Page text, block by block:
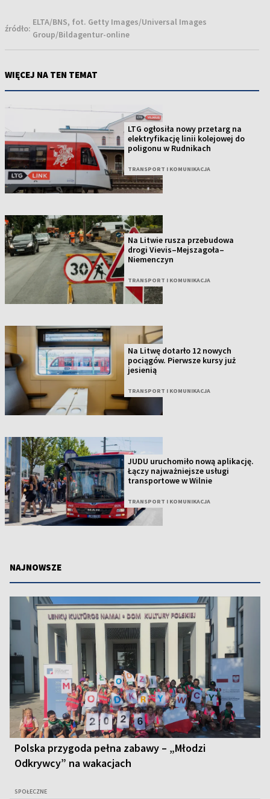
źródło:
ELTA/BNS, fot. Getty Images/Universal Images
Group/Bildagentur-online
WIĘCEJ NA TEN TEMAT
LTG ogłosiła nowy przetarg na
elektryfikację linii kolejowej do
poligonu w Rudnikach
TRANSPORT I KOMUNIKACJA
Na Litwie rusza przebudowa
drogi Vievis–Mejszagoła–
Niemenczyn
TRANSPORT I KOMUNIKACJA
Na Litwę dotarło 12 nowych
pociągów. Pierwsze kursy już
jesienią
TRANSPORT I KOMUNIKACJA
JUDU uruchomiło nową aplikację.
Łączy najważniejsze usługi
transportowe w Wilnie
TRANSPORT I KOMUNIKACJA
NAJNOWSZE
Polska przygoda pełna zabawy – „Młodzi
Odkrywcy” na wakacjach
SPOŁECZNE